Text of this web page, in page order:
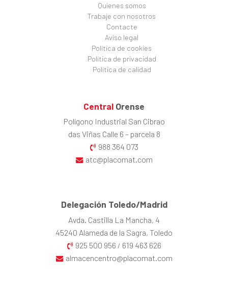
Quienes somos
Trabaje con nosotros
Contacte
Aviso legal
Política de cookies
Política de privacidad
Política de calidad
Central Orense
Polígono Industrial San Cibrao
das Viñas Calle 6 – parcela 8
988 364 073
atc@placomat.com
Delegación Toledo/Madrid
Avda. Castilla La Mancha, 4
45240 Alameda de la Sagra, Toledo
925 500 956 / 619 463 626
almacencentro@placomat.com